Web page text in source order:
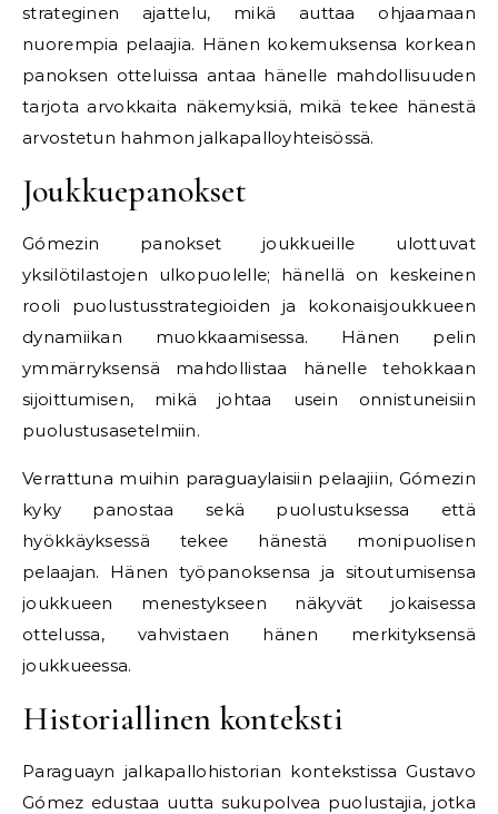
strateginen ajattelu, mikä auttaa ohjaamaan
nuorempia pelaajia. Hänen kokemuksensa korkean
panoksen otteluissa antaa hänelle mahdollisuuden
tarjota arvokkaita näkemyksiä, mikä tekee hänestä
arvostetun hahmon jalkapalloyhteisössä.
Joukkuepanokset
Gómezin panokset joukkueille ulottuvat
yksilötilastojen ulkopuolelle; hänellä on keskeinen
rooli puolustusstrategioiden ja kokonaisjoukkueen
dynamiikan muokkaamisessa. Hänen pelin
ymmärryksensä mahdollistaa hänelle tehokkaan
sijoittumisen, mikä johtaa usein onnistuneisiin
puolustusasetelmiin.
Verrattuna muihin paraguaylaisiin pelaajiin, Gómezin
kyky panostaa sekä puolustuksessa että
hyökkäyksessä tekee hänestä monipuolisen
pelaajan. Hänen työpanoksensa ja sitoutumisensa
joukkueen menestykseen näkyvät jokaisessa
ottelussa, vahvistaen hänen merkityksensä
joukkueessa.
Historiallinen konteksti
Paraguayn jalkapallohistorian kontekstissa Gustavo
Gómez edustaa uutta sukupolvea puolustajia, jotka